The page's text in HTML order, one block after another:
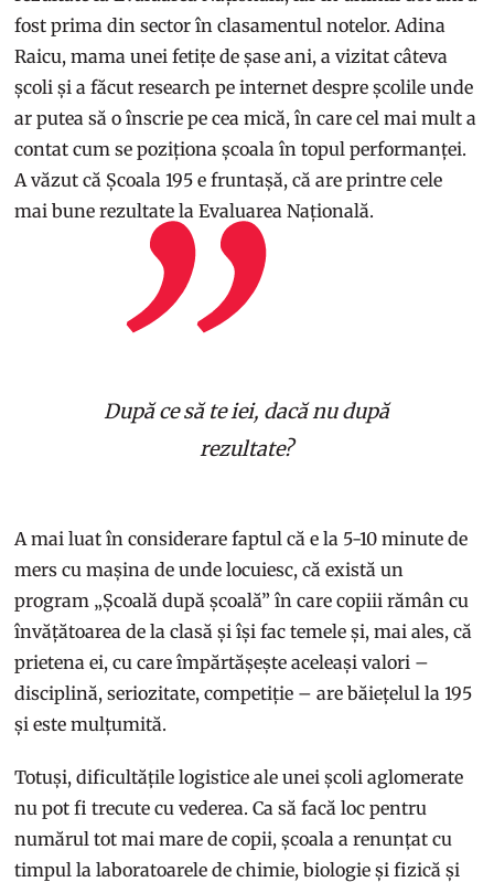
fost prima din sector în clasamentul notelor. Adina
Raicu, mama unei fetițe de șase ani, a vizitat câteva
școli și a făcut research pe internet despre școlile unde
ar putea să o înscrie pe cea mică, în care cel mai mult a
contat cum se poziționa școala în topul performanței.
A văzut că Școala 195 e fruntașă, că are printre cele
mai bune rezultate la Evaluarea Națională.
După ce să te iei, dacă nu după
rezultate?
A mai luat în considerare faptul că e la 5-10 minute de
mers cu mașina de unde locuiesc, că există un
program „Școală după școală” în care copiii rămân cu
învățătoarea de la clasă și își fac temele și, mai ales, că
prietena ei, cu care împărtășește aceleași valori –
disciplină, seriozitate, competiție – are băiețelul la 195
și este mulțumită.
Totuși, dificultățile logistice ale unei școli aglomerate
nu pot fi trecute cu vederea. Ca să facă loc pentru
numărul tot mai mare de copii, școala a renunțat cu
timpul la laboratoarele de chimie, biologie și fizică și